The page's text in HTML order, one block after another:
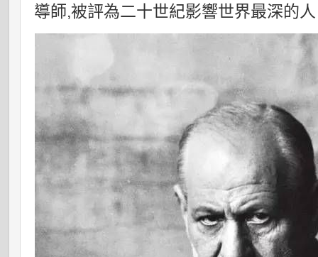
導師,被評為二十世紀影響世界最深的